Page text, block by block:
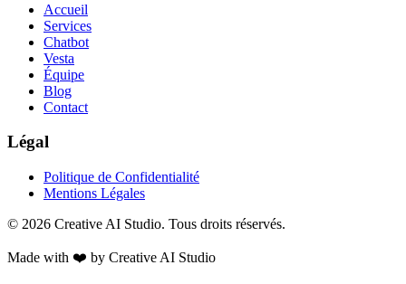
Accueil
Services
Chatbot
Vesta
Équipe
Blog
Contact
Légal
Politique de Confidentialité
Mentions Légales
© 2026 Creative AI Studio. Tous droits réservés.
Made with ❤️ by Creative AI Studio